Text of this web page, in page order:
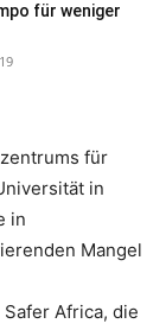
für weniger
für
in
in
Mangel
Africa, die